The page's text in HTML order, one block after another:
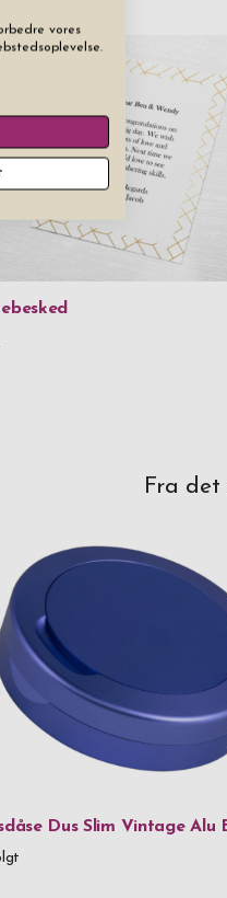
Fra det
Dus Slim Vintage Alu
vores